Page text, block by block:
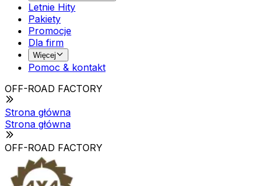
Letnie Hity
Pakiety
Promocje
Dla firm
Więcej
Pomoc & kontakt
OFF-ROAD FACTORY
Strona główna
Strona główna
OFF-ROAD FACTORY